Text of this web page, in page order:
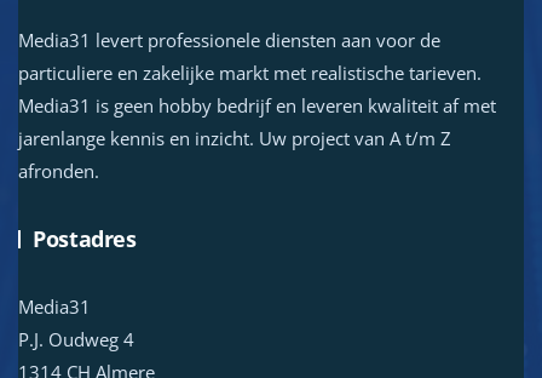
Media31 levert professionele diensten aan voor de
particuliere en zakelijke markt met realistische tarieven.
Media31 is geen hobby bedrijf en leveren kwaliteit af met
jarenlange kennis en inzicht. Uw project van A t/m Z
afronden.
Postadres
Media31
P.J. Oudweg 4
1314 CH Almere